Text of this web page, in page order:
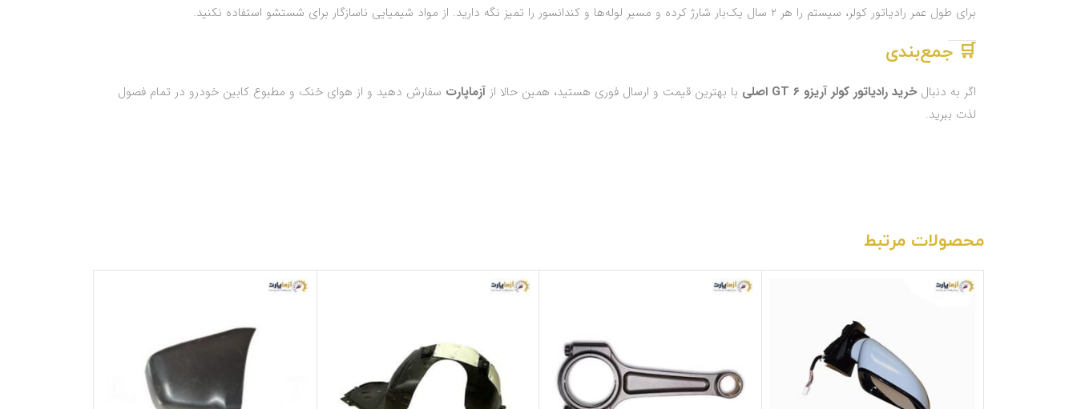
برای طول عمر رادیاتور کولر، سیستم را هر ۲ سال یک‌بار شارژ کرده و مسیر لوله‌ها و کندانسور را تمیز نگه دارید. از مواد شیمیایی ناسازگار برای شستشو استفاده نکنید.
🛒 جمع‌بندی
اگر به دنبالخرید رادیاتور کولر آریزو 6 GT اصلی با بهترین قیمت و ارسال فوری هستید، همین حالا از آزماپارت سفارش دهید و از هوای خنک و مطبوع کابین خودرو در تمام فصول
لذت ببرید.
محصولات مرتبط